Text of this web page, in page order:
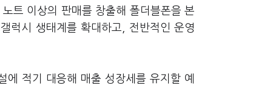
트 이상의 판매를 창출해 폴더블폰을 본
럭시 생태계를 확대하고, 전반적인 운영
적기 대응해 매출 성장세를 유지할 예